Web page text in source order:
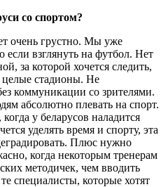
со спортом?
очень грустно. Мы уже
если взглянуть на футбол. Нет
за которой хочется следить,
целые стадионы. Не
коммуникации со зрителями.
абсолютно плевать на спорт.
у беларусов наладится
уделять время и спорту, эта
Плюс нужно
когда некоторым тренерам
методичек, чем вводить
специалисты, которые хотят